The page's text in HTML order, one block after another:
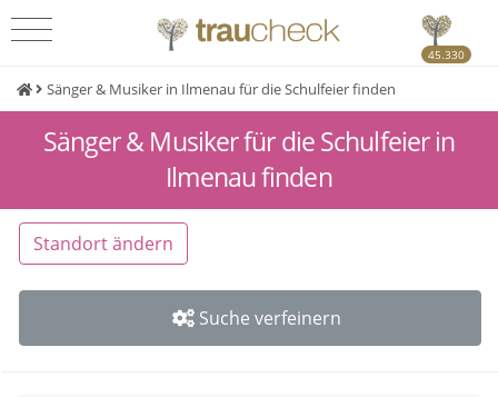
45.330
Sänger & Musiker in Ilmenau für die Schulfeier finden
Sänger & Musiker für die Schulfeier in
Ilmenau finden
Standort ändern
Suche verfeinern